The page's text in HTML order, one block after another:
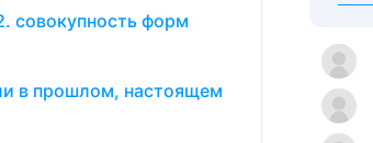
совокупность форм
в прошлом, настоящем